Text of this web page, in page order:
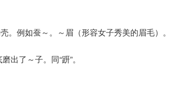
例如蚕～。～眉（形容女子秀美的眉毛）。
了～子。同“趼”。